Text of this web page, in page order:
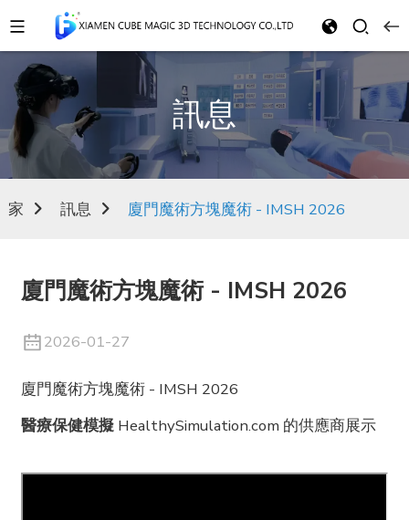
訊息
家 訊息 廈門魔術方塊魔術 - IMSH 2026
廈門魔術方塊魔術 - IMSH 2026
2026-01-27
廈門魔術方塊魔術 - IMSH 2026
醫療保健模擬HealthySimulation.com 的供應商展示